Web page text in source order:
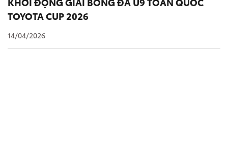
TOYOTA CUP 2026
14/04/2026